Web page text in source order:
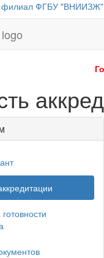
филиал ФГБУ "ВНИИЗЖ"